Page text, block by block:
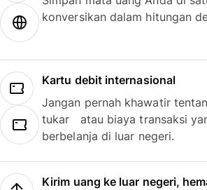
konversikan dalam hitungan
Kartu debit internasional
Jangan pernah khawatir
tukar atau biaya transaksi
berbelanja di luar negeri.
Kirim uang ke luar negeri,